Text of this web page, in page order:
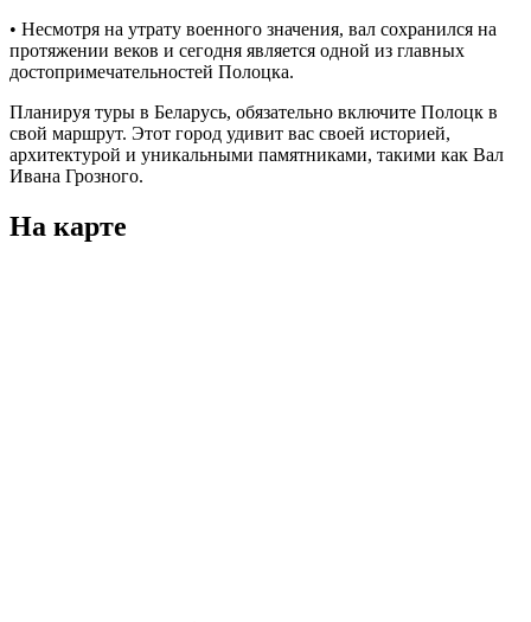
• Несмотря на утрату военного значения, вал сохранился на
протяжении веков и сегодня является одной из главных
достопримечательностей Полоцка.
Планируя туры в Беларусь, обязательно включите Полоцк в
свой маршрут. Этот город удивит вас своей историей,
архитектурой и уникальными памятниками, такими как Вал
Ивана Грозного.
На карте